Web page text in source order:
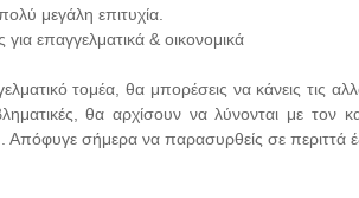
μεγάλη επιτυχία.
για επαγγελματικά & οικονομικά
τομέα, θα μπορέσεις να κάνεις τις
θα αρχίσουν να λύνονται με τον
Απόφυγε σήμερα να παρασυρθείς σε περιττά